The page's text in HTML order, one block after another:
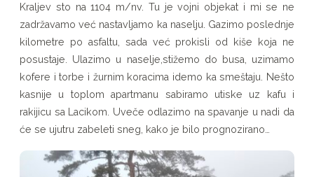
Kraljev sto na 1104 m/nv. Tu je vojni objekat i mi se ne
zadržavamo već nastavljamo ka naselju. Gazimo poslednje
kilometre po asfaltu, sada već prokisli od kiše koja ne
posustaje. Ulazimo u naselje,stižemo do busa, uzimamo
kofere i torbe i žurnim koracima idemo ka smeštaju. Nešto
kasnije u toplom apartmanu sabiramo utiske uz kafu i
rakijicu sa Lacikom. Uveče odlazimo na spavanje u nadi da
će se ujutru zabeleti sneg, kako je bilo prognozirano…